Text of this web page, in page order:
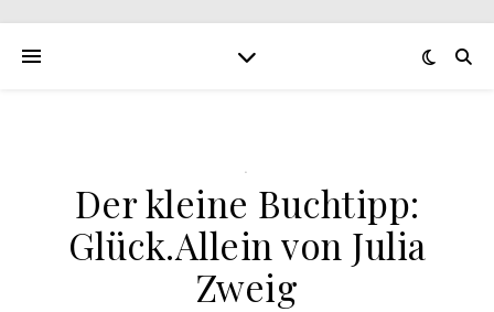
.
Der kleine Buchtipp:
Glück.Allein von Julia
Zweig